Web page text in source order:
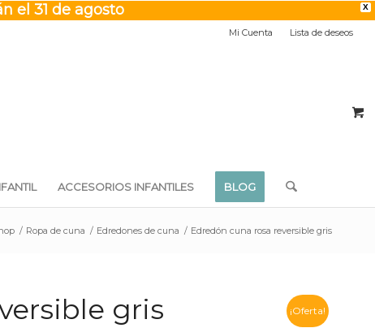
X
el 31 de agosto
Mi Cuenta Lista de deseos
ACCESORIOS INFANTILES BLOG
/ Ropa de cuna / Edredones de cuna / Edredón cuna rosa reversible gris
¡Oferta!
gris